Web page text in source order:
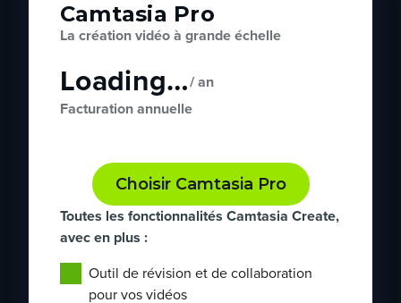
Camtasia Pro
La création vidéo à grande échelle
Loading…/ an
Facturation annuelle
Choisir Camtasia Pro
Toutes les fonctionnalités Camtasia Create,
avec en plus :
Outil de révision et de collaboration
pour vos vidéos